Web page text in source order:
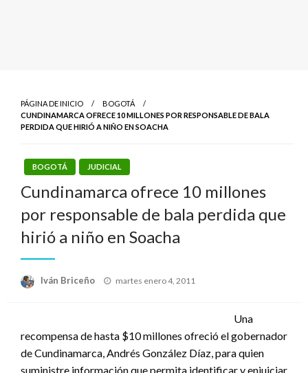
PÁGINA DE INICIO
BOGOTÁ
CUNDINAMARCA OFRECE 10 MILLONES POR RESPONSABLE DE BALA
PERDIDA QUE HIRIÓ A NIÑO EN SOACHA
BOGOTÁ JUDICIAL
Cundinamarca ofrece 10 millones
por responsable de bala perdida que
hirió a niño en Soacha
Iván Briceño
Publicado
martes enero 4, 2011
Una
recompensa de hasta $10 millones ofreció el gobernador
de Cundinamarca, Andrés González Díaz, para quien
suministre información que permita identificar y enjuiciar